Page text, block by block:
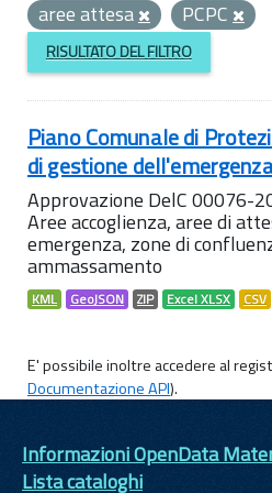
aree attesa
PCPC
RISULTATO DEL FILTRO
Piano Comunale di
di gestione
Approvazione DelC 00076-
Aree accoglienza, aree di
emergenza, zone di
ammassamento
KML GeoJSON ZIP Excel XLSX CSV
E' possibile inoltre accedere al
Documentazione API).
Informazioni OpenData
Lista cataloghi